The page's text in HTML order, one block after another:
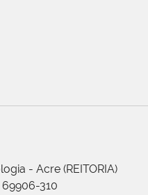
- Acre (REITORIA)
310